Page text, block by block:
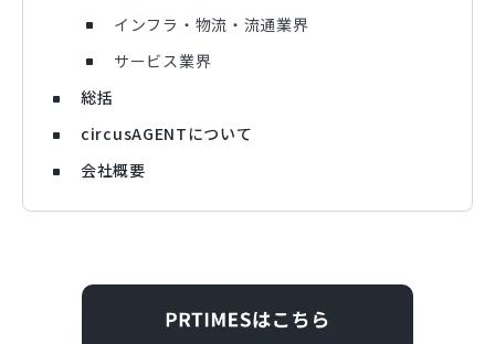
インフラ・物流・流通業界
サービス業界
総括
circusAGENTについて
会社概要